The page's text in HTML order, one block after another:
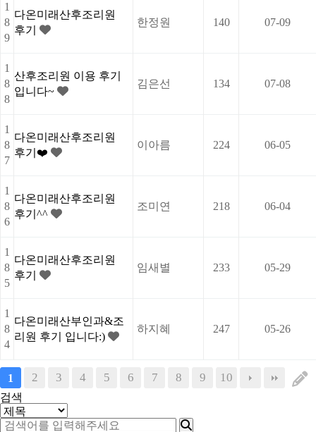
1
8
9
다온미래산후조리원
후기
한정원 140 07-09
1
8
8
산후조리원 이용 후기
입니다~
김은선 134 07-08
1
8
7
다온미래산후조리원
후기❤️
이아름 224 06-05
1
8
6
다온미래산후조리원
후기^^
조미연 218 06-04
1
8
5
다온미래산후조리원
후기
임새별 233 05-29
1
8
4
다온미래산부인과&조
리원 후기 입니다:)
하지혜 247 05-26
1 2 3 4 5 6 7 8 9 10
검색